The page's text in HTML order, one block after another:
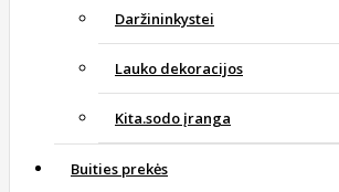
Daržininkystei
Lauko dekoracijos
Kita.sodo įranga
Buities prekės